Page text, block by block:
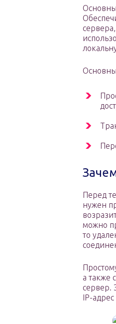
Перед
нужен
можно
то
а также
сервер.
IP-